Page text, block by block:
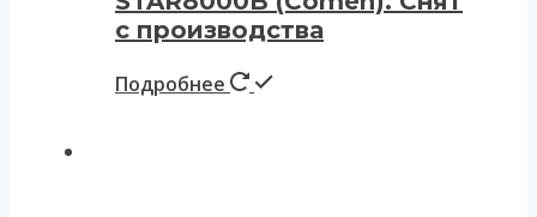
с производства
Подробнее